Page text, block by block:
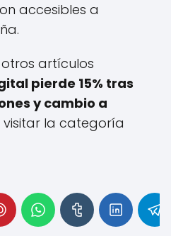
accesibles a
artículos
pierde 15% tras
y cambio a
visitar la categoría